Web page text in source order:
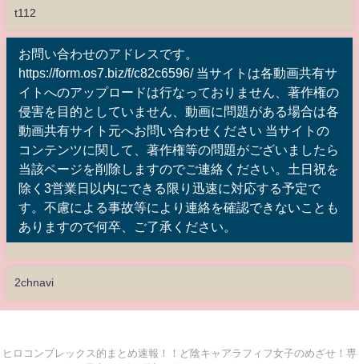
t112
お問い合わせのアドレスです。
https://form.os7.biz/f/c82c6596/ 当サイトは各動画共有サ
イトへのアップロードは行なっておりません、著作権の
侵害を目的としていません、動画に問題がある場合は各
動画共有サイト元へお問い合わせください 当サイトの
コンテンツに関して、著作権等の問題がございましたら
当該ページを削除しますのでご連絡ください。土日祝を
除く3営業日以内にできる限り迅速に対応する予定で
す。不慮による事故等により連絡を確認できないことも
ありますので何卒、ご了承ください。
2chnavi
ヒロコンプレックス的まとめ速報！！ど陰キャアラフィフ女子のめざせ！専